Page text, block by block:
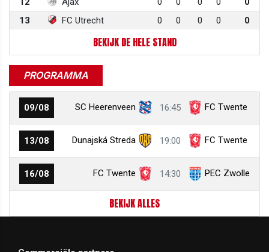
13
FC Utrecht 0 0 0 0 0
BEKIJK DE HELE STAND
PROGRAMMA
09/08 SC Heerenveen 16:45 FC Twente
13/08 Dunajská Streda 19:00 FC Twente
16/08 FC Twente 14:30 PEC Zwolle
BEKIJK ALLES